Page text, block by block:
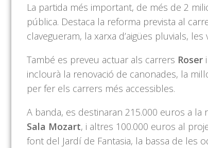
La partida més important, de més de 2
pública. Destaca la reforma prevista al
clavegueram, la xarxa d’aigües pluvials,
També es preveu actuar als carrers Roser i
inclourà la renovació de canonades, la
per fer els carrers més accessibles.
A banda, es destinaran 215.000 euros a
Sala Mozart, i altres 100.000 euros al
font del Jardí de Fantasia, la bassa de les